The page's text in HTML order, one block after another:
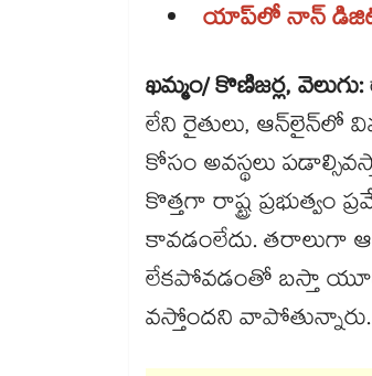
యాప్‌‌లో నాన్ డిజిటల్
ఖమ్మం/ కొణిజర్ల, వెలుగు:
లేని రైతులు,
కోసం అవస్థలు
కొత్తగా రాష్ట్ర
కావడంలేదు. తరాలుగా ఆ
లేకపోవడంతో బస్తా
వస్తోందని వాపోతున్నారు.